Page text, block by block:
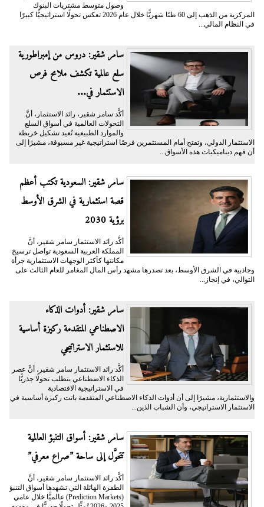
وصول متوسط مشتريات البنوك
المركزية من الذهب إلى 60 طنًا شهريًّا خلال عام 2026 تعكس تحولًا استراتيجيًّا كبيرًا
في النظام المالي...
سامر شقير: دروس من إمبراطورية
سلع عالمية تكشف ملامح فرص
الاستثمار في...
أكَّد سامر شقير، رائد الاستثمار، أنَّ
التحولات العالمية في أسواق السلع
والموارد الطبيعية تُعيد تشكيل خريطة
الاستثمار الدولي، وتفتح أمام المستثمرين فرصًا استراتيجية غير مسبوقة، مشيرًا إلى
أن فهم ديناميكيات هذه الأسواق...
سامر شقير: السعودية تكتب أعظم
قصة استثمارية في الشرق الأوسط
برؤية 2030
أكَّد رائد الاستثمار سامر شقير، أنَّ
المملكة العربية السعودية تواصل ترسيخ
مكانتها كأكثر الوجهات الاستثمارية جرأة
وجاذبية في الشرق الأوسط، بعد تصدرها مشهد رأس المال المغامر للعام الثالث على
التوالي، في إنجاز...
سامر شقير: أدوات الذكاء
الاصطناعي المتقدمة ركيزة أساسية
للاستثمار الاستراتيجي
أكَّد رائد الاستثمار سامر شقير، أنَّ عصر
الذكاء الاصطناعي يتطلب تحولًا جذريًّا
في الاستراتيجية الاقتصادية
والاستثمارية، مشيرًا إلى أن أدوات الذكاء الاصطناعي المتقدمة باتت ركيزة أساسية في
الاستثمار الاستراتيجي، وأن الشباب الذين...
سامر شقير: أسواق التنبؤ العالمية
تتحوَّل إلى ساحة ”صراع معرفي”
أكَّد رائد الاستثمار سامر شقير، أنَّ
الطفرة الهائلة التي تشهدها أسواق التنبؤ
(Prediction Markets) عالميًّا خلال عامي